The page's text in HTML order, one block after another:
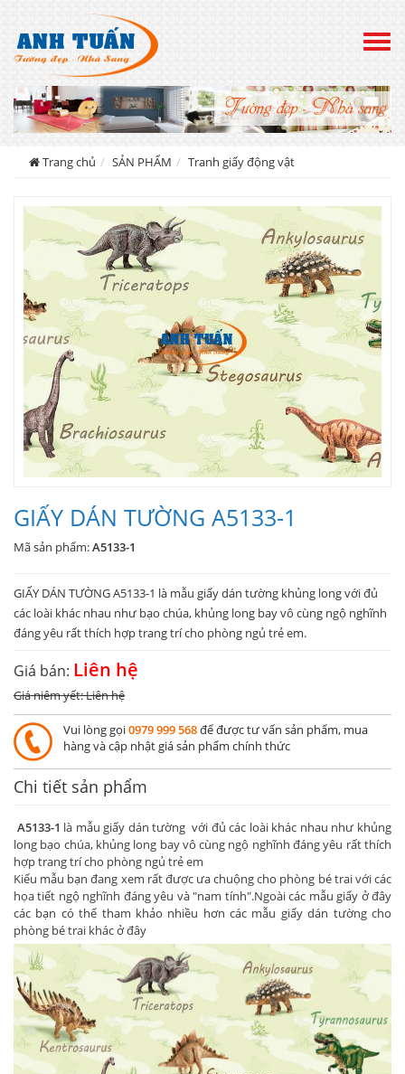
Trang chủ SẢN PHẨM Tranh giấy động vật
GIẤY DÁN TƯỜNG A5133-1
Mã sản phẩm:A5133-1
GIẤY DÁN TƯỜNG A5133-1 là mẫu giấy dán tường khủng long với đủ
các loài khác nhau như bạo chúa, khủng long bay vô cùng ngộ nghĩnh
đáng yêu rất thích hợp trang trí cho phòng ngủ trẻ em.
Giá bán: Liên hệ
Giá niêm yết: Liên hệ
Vui lòng gọi0979 999 568để được tư vấn sản phẩm, mua
hàng và cập nhật giá sản phẩm chính thức
Chi tiết sản phẩm
A5133-1 là mẫu giấy dán tường với đủ các loài khác nhau như khủng
long bạo chúa, khủng long bay vô cùng ngộ nghĩnh đáng yêu rất thích
hợp trang trí cho phòng ngủ trẻ em
Kiểu mẫu bạn đang xem rất được ưa chuộng cho phòng bé trai với các
họa tiết ngộ nghĩnh đáng yêu và "nam tính".Ngoài các mẫu giấy ở đây
các bạn có thể tham khảo nhiều hơn các mẫu giấy dán tường cho
phòng bé trai khác ở đây